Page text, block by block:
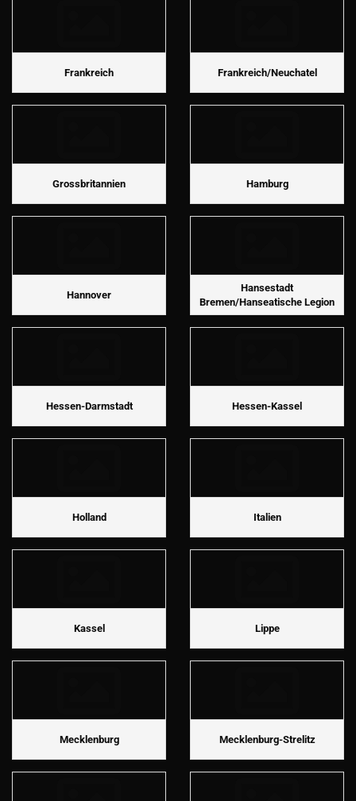
Frankreich Frankreich/Neuchatel
Grossbritannien Hamburg
Hannover
Hansestadt
Bremen/Hanseatische Legion
Hessen-Darmstadt Hessen-Kassel
Holland Italien
Kassel Lippe
Mecklenburg Mecklenburg-Strelitz